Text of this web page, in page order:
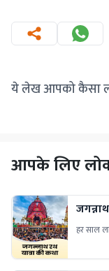
ये लेख आपको कैसा
आपके लिए
हर साल
क्या है इस